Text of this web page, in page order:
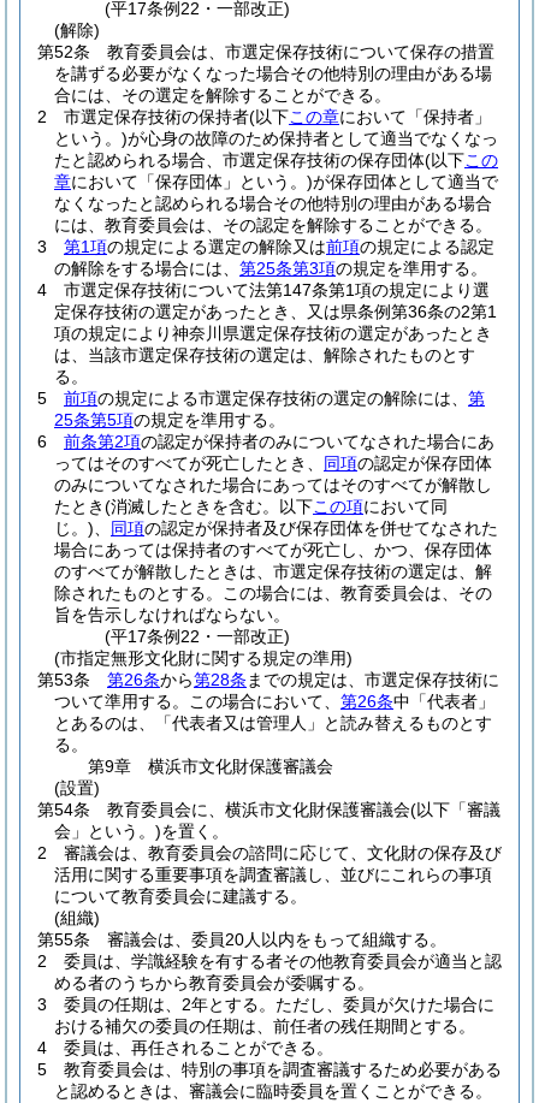
(平17条例22・一部改正)
(解除)
第52条
教育委員会は、市選定保存技術について保存の措置
を講ずる必要がなくなった場合その他特別の理由がある場
合には、その選定を解除することができる。
2
市選定保存技術の保持者(以下この章において「保持者」
という。)が心身の故障のため保持者として適当でなくなっ
たと認められる場合、市選定保存技術の保存団体(以下この
章において「保存団体」という。)が保存団体として適当で
なくなったと認められる場合その他特別の理由がある場合
には、教育委員会は、その認定を解除することができる。
3
第1項の規定による選定の解除又は前項の規定による認定
の解除をする場合には、 第25条第3項の規定を準用する。
4
市選定保存技術について法第147条第1項の規定により選
定保存技術の選定があったとき、又は県条例第36条の2第1
項の規定により神奈川県選定保存技術の選定があったとき
は、当該市選定保存技術の選定は、解除されたものとす
る。
5
前項の規定による市選定保存技術の選定の解除には、 第
25条第5項の規定を準用する。
6
前条第2項の認定が保持者のみについてなされた場合にあ
ってはそのすべてが死亡したとき、 同項の認定が保存団体
のみについてなされた場合にあってはそのすべてが解散し
たとき(消滅したときを含む。以下この項において同
じ。)
同項の認定が保持者及び保存団体を併せてなされた
場合にあっては保持者のすべてが死亡し、かつ、保存団体
のすべてが解散したときは、市選定保存技術の選定は、解
除されたものとする。
この場合には、教育委員会は、その
旨を告示しなければならない。
(平17条例22・一部改正)
(市指定無形文化財に関する規定の準用)
第53条
第26条から第28条 までの規定は、市選定保存技術に
ついて準用する。
この場合において、 第26条中「代表者」
とあるのは、「代表者又は管理人」と読み替えるものとす
る。
第9章
横浜市文化財保護審議会
(設置)
第54条
教育委員会に、横浜市文化財保護審議会(以下「審議
会」という。)を置く。
2
審議会は、教育委員会の諮問に応じて、文化財の保存及び
活用に関する重要事項を調査審議し、並びにこれらの事項
について教育委員会に建議する。
(組織)
第55条
審議会は、委員20人以内をもって組織する。
2
委員は、学識経験を有する者その他教育委員会が適当と認
める者のうちから教育委員会が委嘱する。
3
委員の任期は、2年とする。 ただし、委員が欠けた場合に
おける補欠の委員の任期は、前任者の残任期間とする。
4
委員は、再任されることができる。
5
教育委員会は、特別の事項を調査審議するため必要がある
と認めるときは、審議会に臨時委員を置くことができる。